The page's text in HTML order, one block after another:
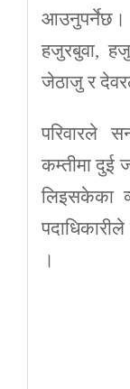
आउनुपर्नेछ।
हजुरबुवा,
जेठाजु र
परिवारले
कम्तीमा दुई
लिइसकेका
।